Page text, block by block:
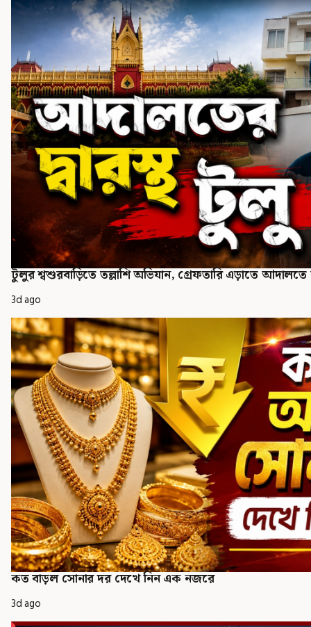
টুলুর শ্বশুরবাড়িতে তল্লাশি অভিযান, গ্রেফতারি এড়াতে
3d ago
কত বাড়ল সোনার দর দেখে নিন এক নজরে
3d ago